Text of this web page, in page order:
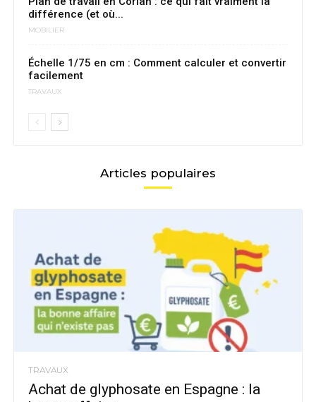
différence (et où...
MOBILIER
Échelle 1/75 en cm : Comment calculer et convertir
facilement
TRAVAUX
Articles populaires
TRAVAUX
Achat de glyphosate en Espagne : la